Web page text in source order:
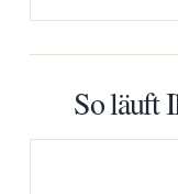
So läuft